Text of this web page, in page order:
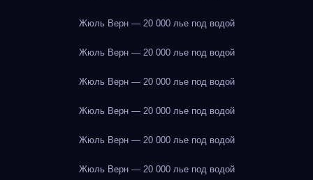
Жюль Верн — 20 000 лье под водой
Жюль Верн — 20 000 лье под водой
Жюль Верн — 20 000 лье под водой
Жюль Верн — 20 000 лье под водой
Жюль Верн — 20 000 лье под водой
Жюль Верн — 20 000 лье под водой